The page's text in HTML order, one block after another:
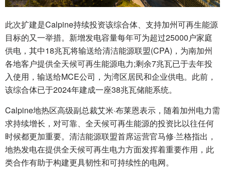
此次扩建是Calpine持续投资该综合体、支持加州可再生能源
目标的又一举措。新增发电容量每年可为超过25000户家庭
供电，其中18兆瓦将输送给清洁能源联盟(CPA)，为南加州
各地客户提供全天候可再生能源电力;剩余7兆瓦已于去年投
入使用，输送给MCE公司，为湾区居民和企业供电。此前，
该综合体已于2024年建成一座38兆瓦储能系统。
Calpine地热区高级副总裁艾米·布莱恩表示，随着加州电力需
求持续增长，对可靠、全天候可再生能源的投资比以往任何
时候都更加重要。清洁能源联盟首席运营官马修·兰格指出，
地热发电在提供全天候可再生电力方面发挥着重要作用，此
类合作有助于构建更具韧性和可持续性的电网。